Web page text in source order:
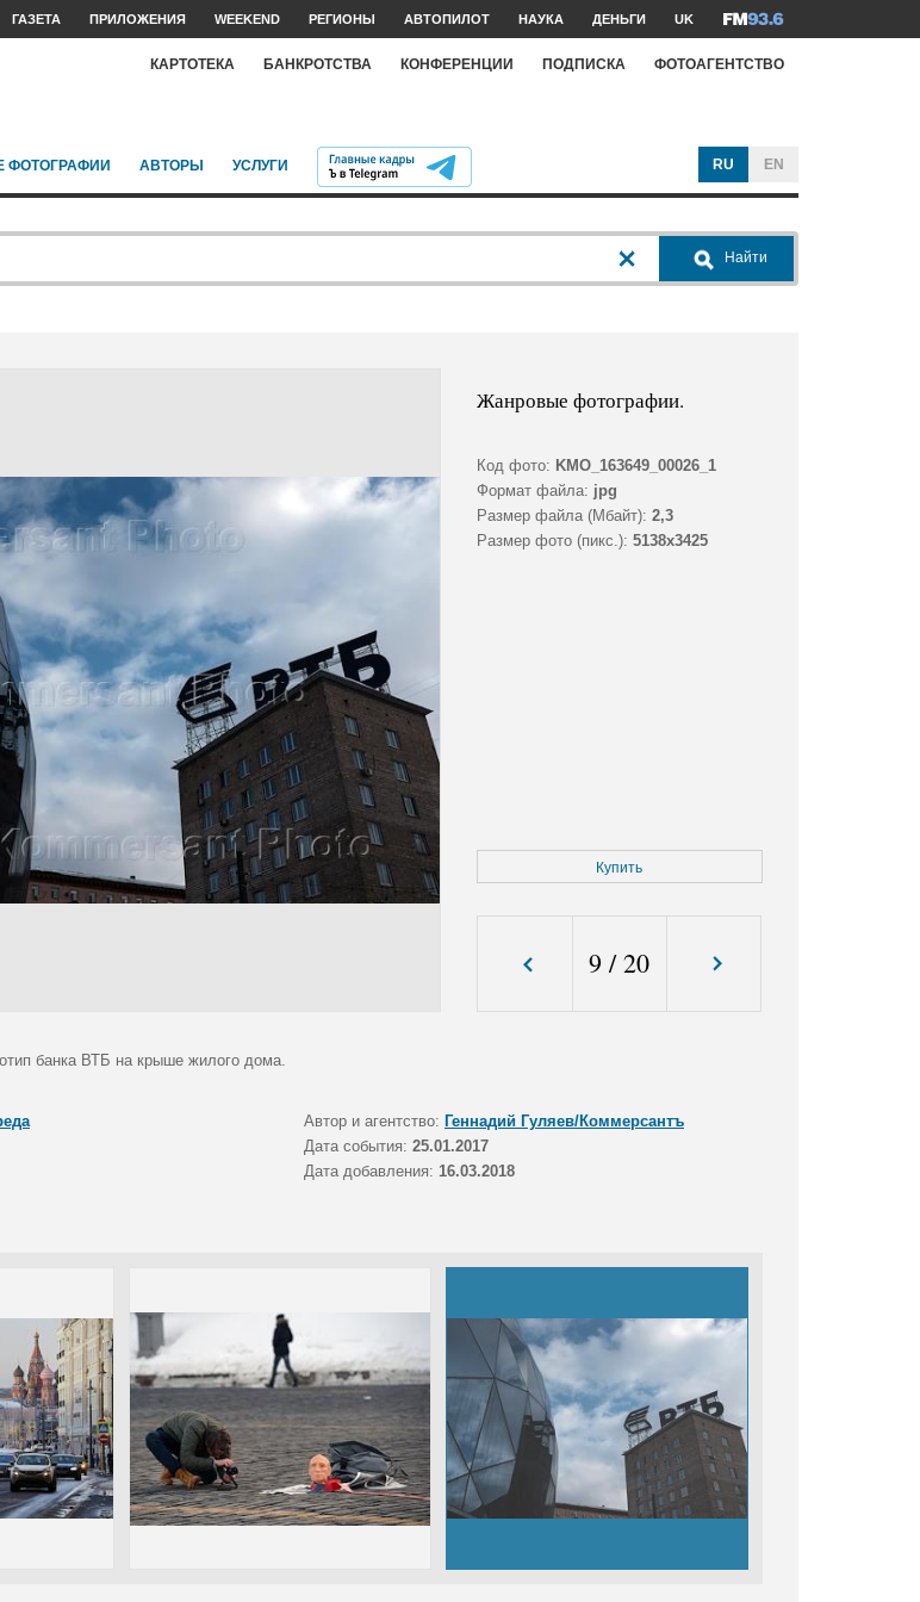
ГАЗЕТА ПРИЛОЖЕНИЯ WEEKEND РЕГИОНЫ АВТОПИЛОТ НАУКА ДЕНЬГИ UK
КАРТОТЕКА БАНКРОТСТВА КОНФЕРЕНЦИИ ПОДПИСКА ФОТОАГЕНТСТВО
ФОТОГРАФИИ АВТОРЫ УСЛУГИ RU EN
Найти
Жанровые фотографии.
Код фото: KMO_163649_00026_1
Формат файла: jpg
Размер файла (Мбайт): 2,3
Размер фото (пикс.): 5138x3425
Купить
9 /20
банка ВТБ на крыше жилого дома.
Автор и агентство: Геннадий Гуляев/Коммерсантъ
Дата события: 25.01.2017
Дата добавления: 16.03.2018